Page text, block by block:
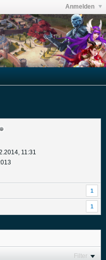
Anmelden
11:31
1
1
Filter